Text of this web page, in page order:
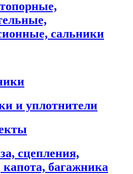
сальники
и уплотнители
сцепления,
багажника